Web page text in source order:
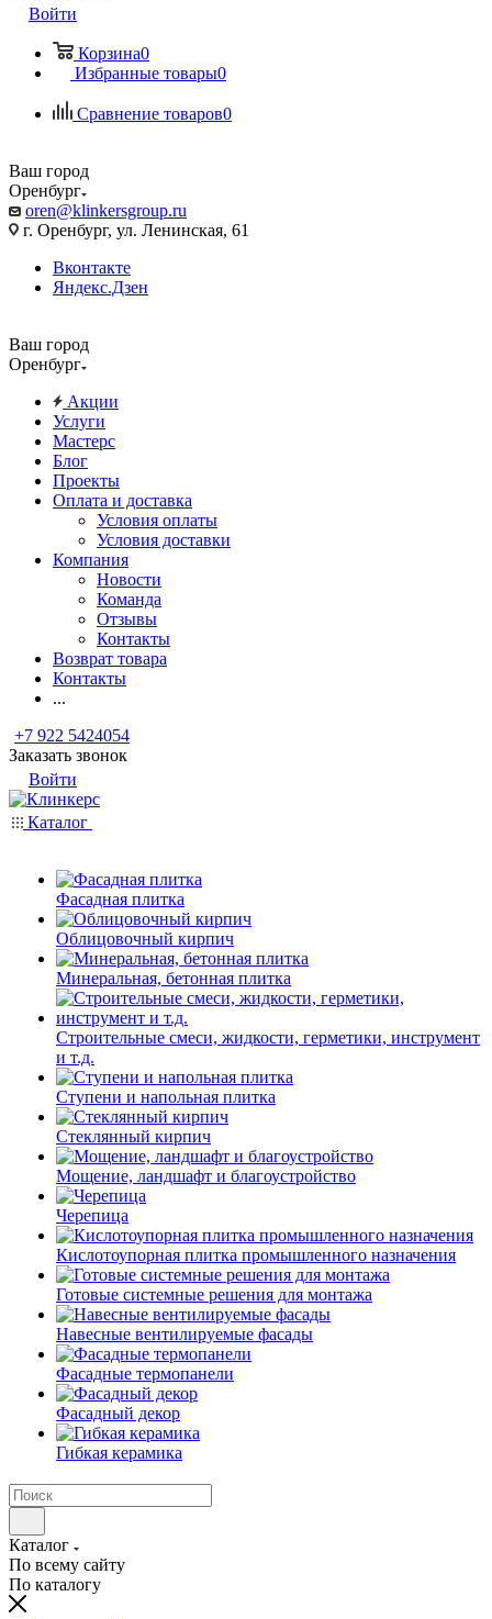
Войти
Корзина0
Избранные товары0
Сравнение товаров0
Ваш город
Оренбург
oren@klinkersgroup.ru
г. Оренбург, ул. Ленинская, 61
Вконтакте
Яндекс.Дзен
Ваш город
Оренбург
Акции
Услуги
Мастерс
Блог
Проекты
Оплата и доставка
Условия оплаты
Условия доставки
Компания
Новости
Команда
Отзывы
Контакты
Возврат товара
Контакты
...
+7 922 5424054
Заказать звонок
Войти
Каталог
Фасадная плитка
Облицовочный кирпич
Минеральная, бетонная плитка
Строительные смеси, жидкости, герметики, инструмент
и т.д.
Ступени и напольная плитка
Cтеклянный кирпич
Мощение, ландшафт и благоустройство
Черепица
Кислотоупорная плитка промышленного назначения
Готовые системные решения для монтажа
Навесные вентилируемые фасады
Фасадные термопанели
Фасадный декор
Гибкая керамика
Каталог
По всему сайту
По каталогу